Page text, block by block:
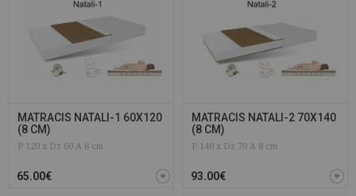
MATRACIS NATALI-1 60X120
(8 CM)
P 120 x Dz 60 A 8 cm
65.00€
MATRACIS NATALI-2 70X140
(8 CM)
P 140 x Dz 70 A 8 cm
93.00€